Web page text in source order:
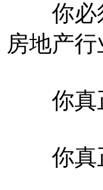
你必须
房地产行
你真正
你真正